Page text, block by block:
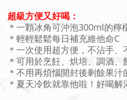
超級方便又好喝：
＊一顆冰角可沖泡300ml的檸
＊輕輕鬆鬆每日補充維他命C
＊一次使用超方便，不沾手、
＊可用於烹飪、烘培、調酒、
＊不用再煩惱開封後剩餘果汁
＊夏天冷飲就靠他啦！好喝解